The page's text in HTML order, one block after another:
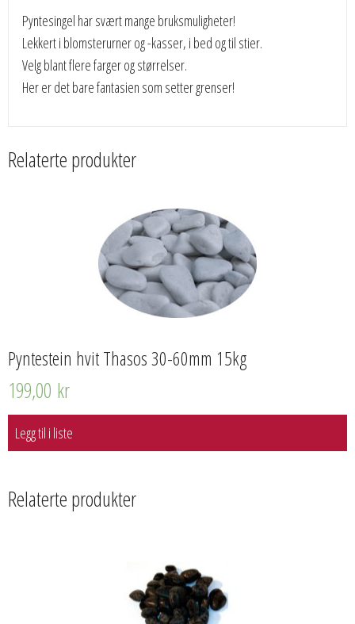
Pyntesingel har svært mange bruksmuligheter!
Lekkert i blomsterurner og -kasser, i bed og til stier.
Velg blant flere farger og størrelser.
Her er det bare fantasien som setter grenser!
Relaterte produkter
Pyntestein hvit Thasos 30-60mm 15kg
199,00 kr
Legg til i liste
Relaterte produkter